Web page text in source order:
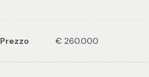
Prezzo € 260.000